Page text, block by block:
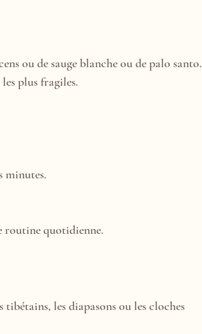
ou de sauge blanche ou de palo santo.
plus fragiles.
minutes.
routine quotidienne.
les diapasons ou les cloches